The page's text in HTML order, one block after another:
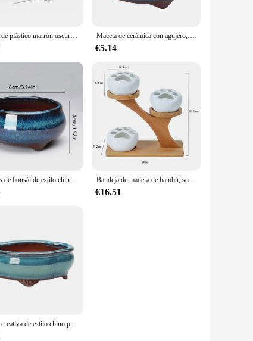
Maceta de plástico marrón oscuro para plantas suculentas, macetas cuadradas o rectangulares de estilo nórdico, suministros para balcón y jardín, 1 unidad Maceta de cerámica con agujero, pared gruesa, regalos para amigos
€5.14
Macetas de bonsái de estilo chino, macetas de gres transpirable con agujeros, maceta de bonsái de estilo chino, artesanías de cerámica para jardín Bandeja de madera de bambú, soporte para maceta de 3 capas, soporte para plantas, decoración del hogar, suministros de jardinería, organizador de bonsái suculentas
€16.51
Maceta creativa de estilo chino para bonsái, maceta de cerámica artesanal, arena púrpura, ventilar, para el hogar y la Oficina